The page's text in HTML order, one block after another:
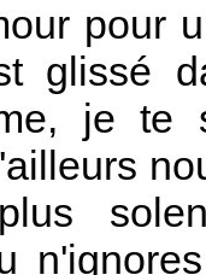
pour
glissé
je te